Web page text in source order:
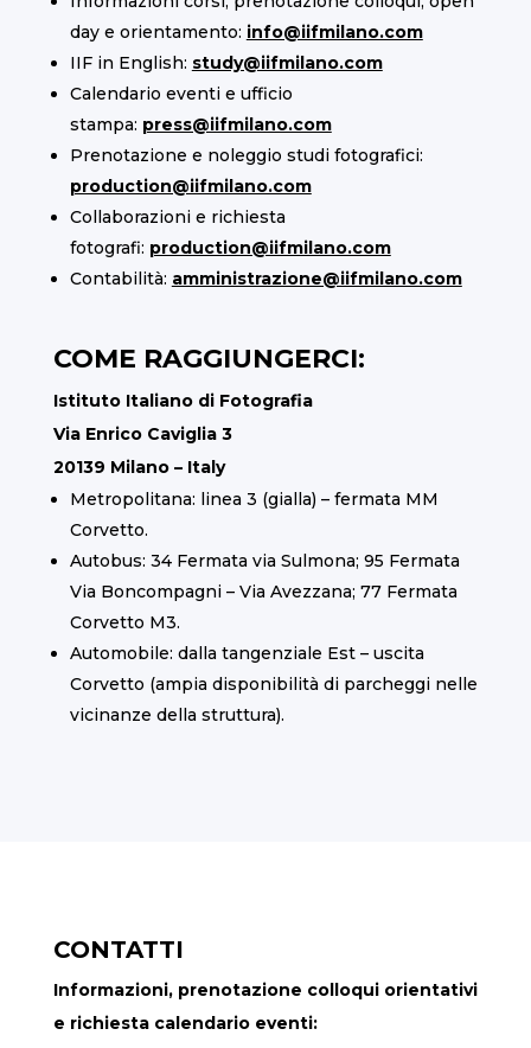
day e orientamento: info@iifmilano.com
IIF in English: study@iifmilano.com
Calendario eventi e ufficio
stampa: press@iifmilano.com
Prenotazione e noleggio studi fotografici:
production@iifmilano.com
Collaborazioni e richiesta
fotografi: production@iifmilano.com
Contabilità: amministrazione@iifmilano.com
COME RAGGIUNGERCI:
Istituto Italiano di Fotografia
Via Enrico Caviglia 3
20139 Milano – Italy
Metropolitana: linea 3 (gialla) – fermata MM
Corvetto.
Autobus: 34 Fermata via Sulmona; 95 Fermata
Via Boncompagni – Via Avezzana; 77 Fermata
Corvetto M3.
Automobile: dalla tangenziale Est – uscita
Corvetto (ampia disponibilità di parcheggi nelle
vicinanze della struttura).
CONTATTI
Informazioni, prenotazione colloqui orientativi
e richiesta calendario eventi: